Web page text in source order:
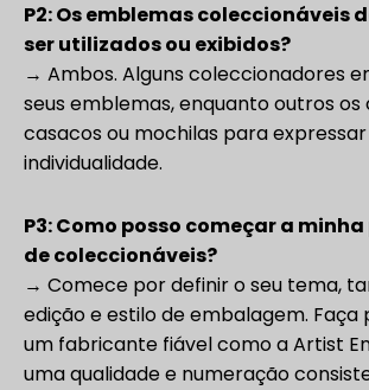
P2: Os emblemas coleccionáveis
ser utilizados ou exibidos?
→ Ambos. Alguns coleccionadores
seus emblemas, enquanto outros
casacos ou mochilas para expressar
individualidade.
P3: Como posso começar a
de coleccionáveis?
→ Comece por definir o seu tema,
edição e estilo de embalagem.
um fabricante fiável como a Artist
uma qualidade e numeração